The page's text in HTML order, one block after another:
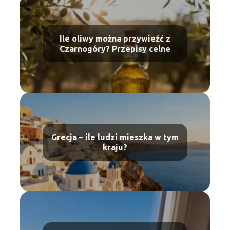
Ile oliwy można przywieźć z
Czarnogóry? Przepisy celne
Grecja – ile ludzi mieszka w tym
kraju?